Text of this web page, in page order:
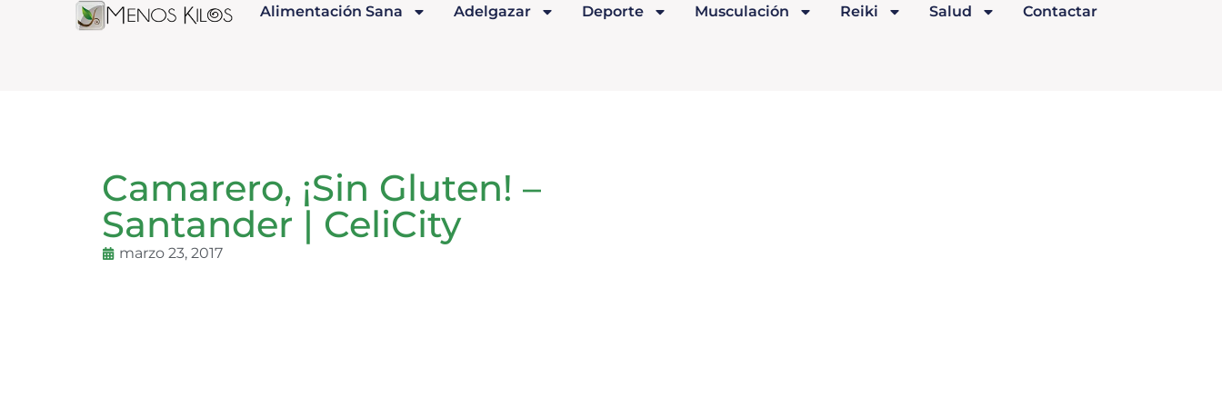
Alimentación Sana Adelgazar Deporte Musculación Reiki Salud Contactar
Camarero, ¡Sin Gluten! –
Santander | CeliCity
marzo 23, 2017